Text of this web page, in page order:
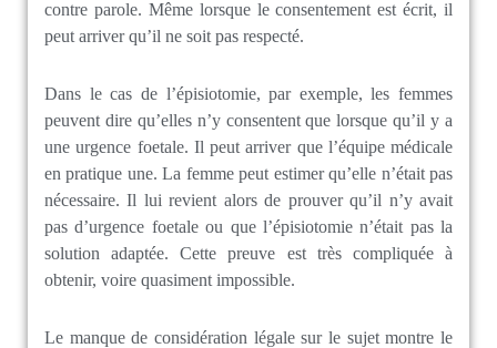
contre parole. Même lorsque le consentement est écrit, il
peut arriver qu’il ne soit pas respecté.
Dans le cas de l’épisiotomie, par exemple, les femmes
peuvent dire qu’elles n’y consentent que lorsque qu’il y a
une urgence foetale. Il peut arriver que l’équipe médicale
en pratique une. La femme peut estimer qu’elle n’était pas
nécessaire. Il lui revient alors de prouver qu’il n’y avait
pas d’urgence foetale ou que l’épisiotomie n’était pas la
solution adaptée. Cette preuve est très compliquée à
obtenir, voire quasiment impossible.
Le manque de considération légale sur le sujet montre le